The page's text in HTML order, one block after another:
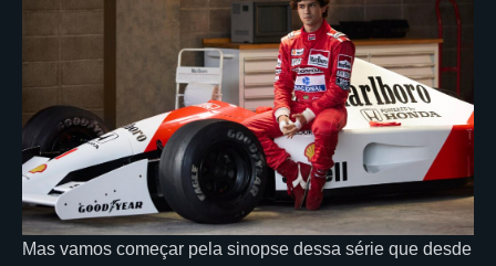
Mas vamos começar pela sinopse dessa série que desde